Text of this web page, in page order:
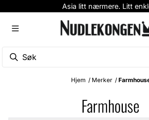
Asia litt nærmere. Litt
Hjem / Merker /
Farmhouse